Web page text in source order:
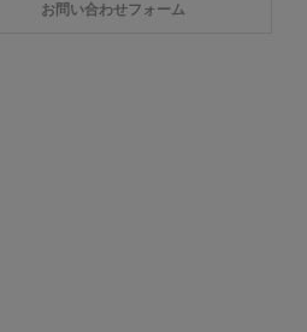
お問い合わせフォーム